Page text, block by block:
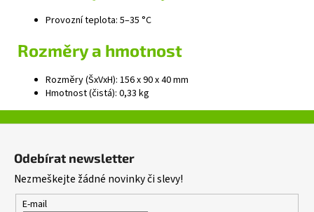
Provozní teplota: 5–35 °C
Rozměry a hmotnost
Rozměry (ŠxVxH): 156 x 90 x 40 mm
Hmotnost (čistá): 0,33 kg
Odebírat newsletter
Nezmeškejte žádné novinky či slevy!
E-mail